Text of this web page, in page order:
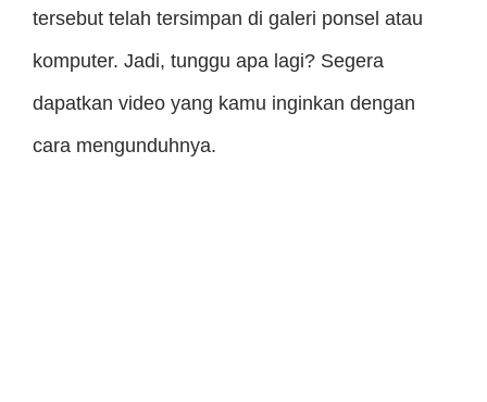
tersebut telah tersimpan di galeri ponsel atau
komputer. Jadi, tunggu apa lagi? Segera
dapatkan video yang kamu inginkan dengan
cara mengunduhnya.